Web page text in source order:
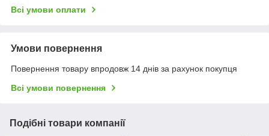
Всі умови оплати
Умови повернення
Повернення товару впродовж 14 днів за рахунок покупця
Всі умови повернення
Подібні товари компанії